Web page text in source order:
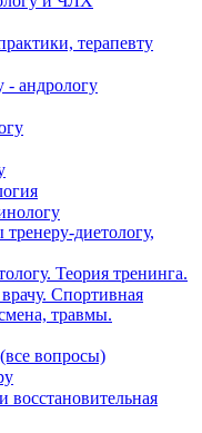
терапевту
- андрологу
диетологу,
Теория тренинга.
Спортивная
травмы.
вопросы)